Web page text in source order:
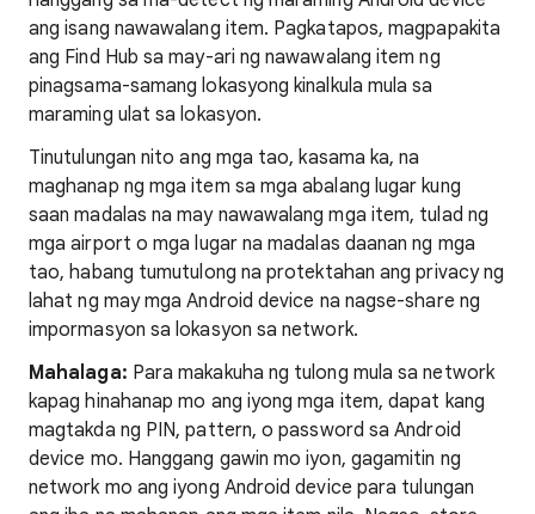
ang isang nawawalang item. Pagkatapos, magpapakita
ang Find Hub sa may-ari ng nawawalang item ng
pinagsama-samang lokasyong kinalkula mula sa
maraming ulat sa lokasyon.
Tinutulungan nito ang mga tao, kasama ka, na
maghanap ng mga item sa mga abalang lugar kung
saan madalas na may nawawalang mga item, tulad ng
mga airport o mga lugar na madalas daanan ng mga
tao, habang tumutulong na protektahan ang privacy ng
lahat ng may mga Android device na nagse-share ng
impormasyon sa lokasyon sa network.
Mahalaga: Para makakuha ng tulong mula sa network
kapag hinahanap mo ang iyong mga item, dapat kang
magtakda ng PIN, pattern, o password sa Android
device mo. Hanggang gawin mo iyon, gagamitin ng
network mo ang iyong Android device para tulungan